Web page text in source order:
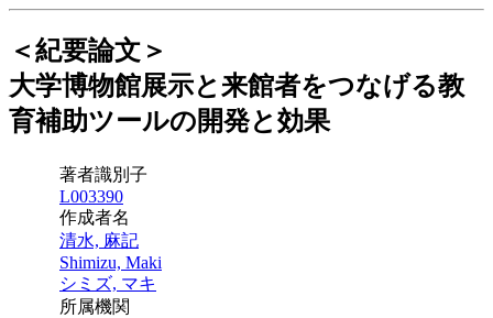
＜紀要論文＞
大学博物館展示と来館者をつなげる教
育補助ツールの開発と効果
著者識別子
L003390
作成者名
清水, 麻記
Shimizu, Maki
シミズ, マキ
所属機関